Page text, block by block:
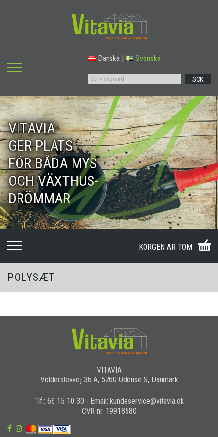
Danska Svenska
SÖK
VITAVIA
GER PLATS
FÖR BÅDA MYS
OCH VÄXTHUS-
DRÖMMAR
KORGEN ÄR TOM
POLYSÆT
VITAVIA
Volderslevvej 36 A, 5260 Odense S, Danmark
Tlf.: 66 15 10 30 - Email: kundeservice@vitavia.dk
CVR nr. 19918580